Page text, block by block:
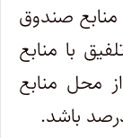
صندوق
با منابع
محل منابع
باشد.